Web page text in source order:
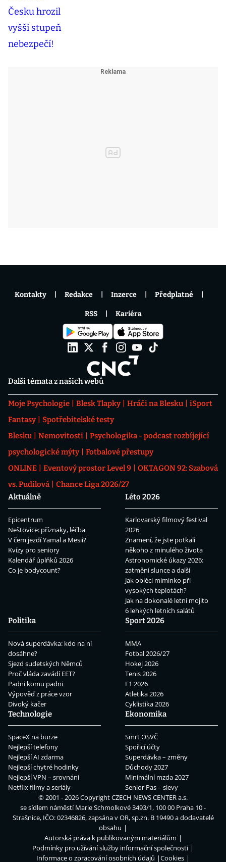
Další témata z našich webů
Moje Psychologie Blesk Tlapky Hráči na Blesku
iSport
Fantasy
Spotřebitelské testy
Blesku
Nemovitosti
Psychologika - podcast rozbíjející
psychologické mýty
Fotbalové přestupy
ONLINE
Eventový prostor Level 9
OKTAGON 92: Szabová
vs. Pudilová
Chance Liga 2026/27
Aktuálně
Epicentrum
Neštovice: příznaky, léčba
V čem jezdí Yamal a Mesii?
Kvízy pro seniory
Kalendář úplňků 2026
Co je bodycount?
Léto 2026
Karlovarský filmový festival
2026
Znamení, že jste potkali
někoho z minulého života
Astronomické úkazy 2026:
zatmění slunce a další
Jak obléci miminko při
vysokých teplotách?
Jak na dokonalé letní mojito
6 lehkých letních salátů
Politika
Nová superdávka: kdo na ní
dosáhne?
Sjezd sudetských Němců
Proč vláda zavádí EET?
Padni komu padni
Výpověď z práce vzor
Divoký kačer
Sport 2026
MMA
Fotbal 2026/27
Hokej 2026
Tenis 2026
F1 2026
Atletika 2026
Cyklistika 2026
Technologie
SpaceX na burze
Nejlepší telefony
Nejlepší AI zdarma
Nejlepší chytré hodinky
Nejlepší VPN – srovnání
Netflix filmy a seriály
Ekonomika
Smrt OSVČ
Spořicí účty
Superdávka – změny
Důchody 2027
Minimální mzda 2027
Senior Pas – slevy
Kontakty Redakce Inzerce Předplatné
RSS Kariéra
© 2001 - 2026 CopyrightCZECH NEWS CENTER a.s.
se sídlem náměstí Marie Schmolkové 3493/1, 100 00 Praha 10 -
Strašnice, IČO: 02346826, zapsána v OR, sp.zn. B 19490 a dodavatelé
obsahu
Autorská práva k publikovaným materiálům
Podmínky pro užívání služby informační společnosti
Informace o zpracování osobních údajů
Cookies